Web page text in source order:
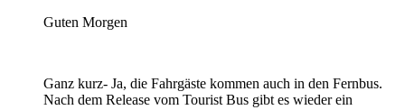
Guten Morgen
Ganz kurz- Ja, die Fahrgäste kommen auch in den Fernbus.
Nach dem Release vom Tourist Bus gibt es wieder ein